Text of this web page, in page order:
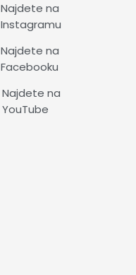
Najdete na
Instagramu
Najdete na
Facebooku
Najdete na
YouTube